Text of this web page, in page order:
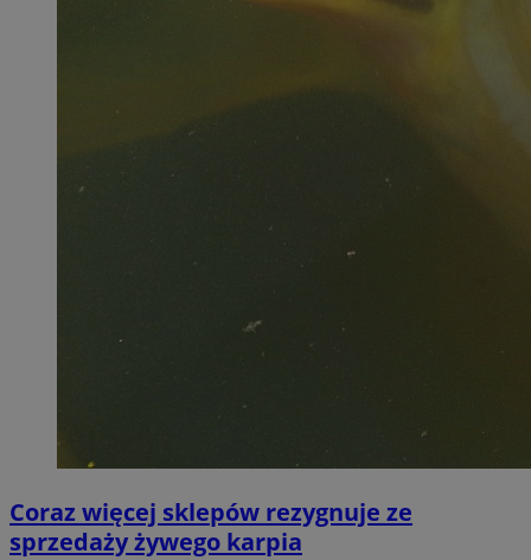
Coraz więcej sklepów rezygnuje ze
sprzedaży żywego karpia